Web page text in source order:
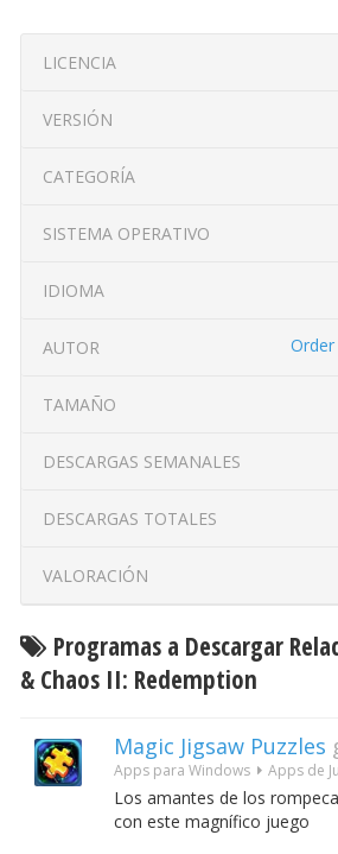
LICENCIA
VERSIÓN
CATEGORÍA
SISTEMA OPERATIVO
IDIOMA
AUTOR
TAMAÑO
DESCARGAS SEMANALES
DESCARGAS TOTALES
VALORACIÓN
Programas a Descargar
& Chaos II: Redemption
Magic Jigsaw Puzzles
Apps para Windows Apps de
Los amantes de los
con este magnífico juego